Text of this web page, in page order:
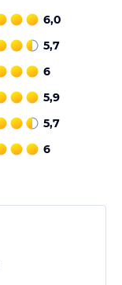
6,0
5,7
6
5,9
5,7
6